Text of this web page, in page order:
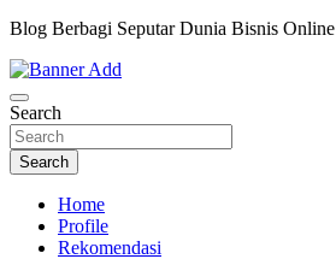
Blog Berbagi Seputar Dunia Bisnis Online
Search
Search
Home
Profile
Rekomendasi